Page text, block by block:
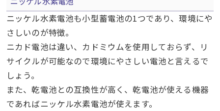
ニッケル水素電池も小型蓄電池の1つであり、環境にや
さしいのが特徴。
ニカド電池は違い、カドミウムを使用しておらず、リ
サイクルが可能なので環境にやさしい電池と言えるで
しょう。
また、乾電池との互換性が高く、乾電池が使える機器
であればニッケル水素電池が使えます。